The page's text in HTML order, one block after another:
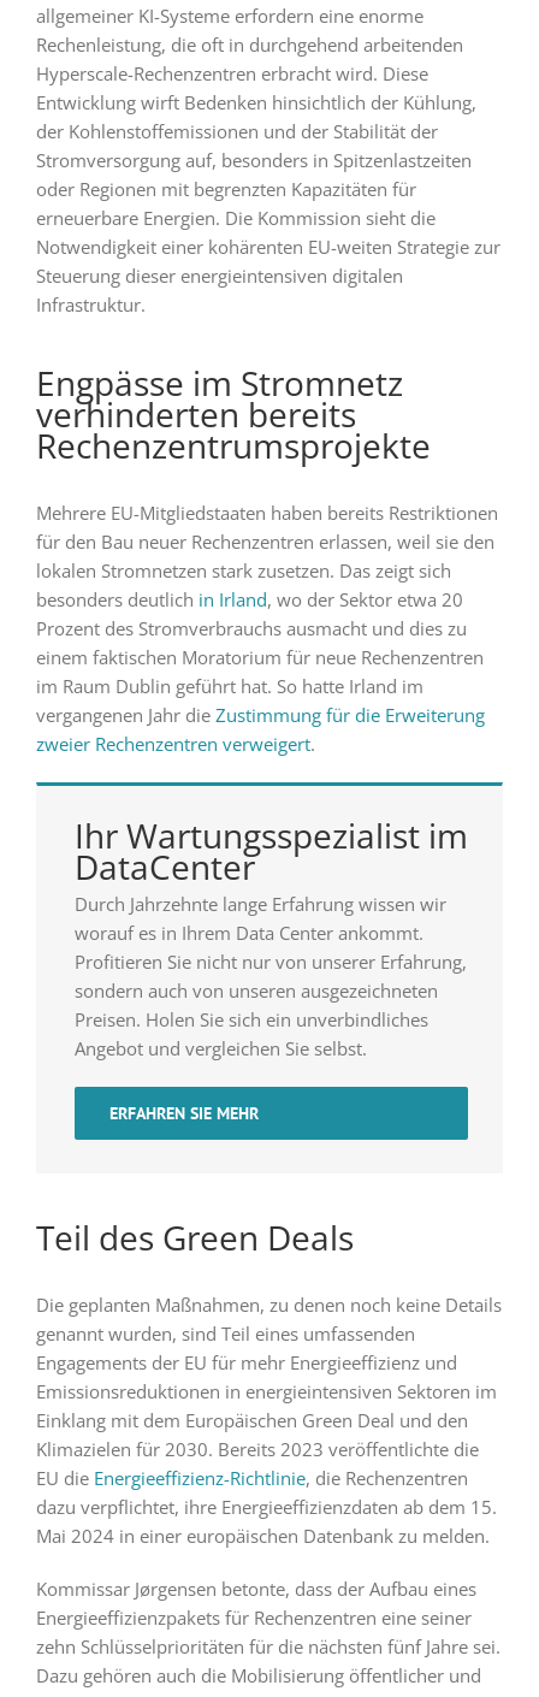
allgemeiner KI-Systeme erfordern eine enorme
Rechenleistung, die oft in durchgehend arbeitenden
Hyperscale-Rechenzentren erbracht wird. Diese
Entwicklung wirft Bedenken hinsichtlich der Kühlung,
der Kohlenstoffemissionen und der Stabilität der
Stromversorgung auf, besonders in Spitzenlastzeiten
oder Regionen mit begrenzten Kapazitäten für
erneuerbare Energien. Die Kommission sieht die
Notwendigkeit einer kohärenten EU-weiten Strategie zur
Steuerung dieser energieintensiven digitalen
Infrastruktur.
Engpässe im Stromnetz
verhinderten bereits
Rechenzentrumsprojekte
Mehrere EU-Mitgliedstaaten haben bereits Restriktionen
für den Bau neuer Rechenzentren erlassen, weil sie den
lokalen Stromnetzen stark zusetzen. Das zeigt sich
besonders deutlich in Irland, wo der Sektor etwa 20
Prozent des Stromverbrauchs ausmacht und dies zu
einem faktischen Moratorium für neue Rechenzentren
im Raum Dublin geführt hat. So hatte Irland im
vergangenen Jahr die Zustimmung für die Erweiterung
zweier Rechenzentren verweigert.
Ihr Wartungsspezialist im
DataCenter
Durch Jahrzehnte lange Erfahrung wissen wir
worauf es in Ihrem Data Center ankommt.
Profitieren Sie nicht nur von unserer Erfahrung,
sondern auch von unseren ausgezeichneten
Preisen. Holen Sie sich ein unverbindliches
Angebot und vergleichen Sie selbst.
ERFAHREN SIE MEHR
Teil des Green Deals
Die geplanten Maßnahmen, zu denen noch keine Details
genannt wurden, sind Teil eines umfassenden
Engagements der EU für mehr Energieeffizienz und
Emissionsreduktionen in energieintensiven Sektoren im
Einklang mit dem Europäischen Green Deal und den
Klimazielen für 2030. Bereits 2023 veröffentlichte die
EU die Energieeffizienz-Richtlinie, die Rechenzentren
dazu verpflichtet, ihre Energieeffizienzdaten ab dem 15.
Mai 2024 in einer europäischen Datenbank zu melden.
Kommissar Jørgensen betonte, dass der Aufbau eines
Energieeffizienzpakets für Rechenzentren eine seiner
zehn Schlüsselprioritäten für die nächsten fünf Jahre sei.
Dazu gehören auch die Mobilisierung öffentlicher und